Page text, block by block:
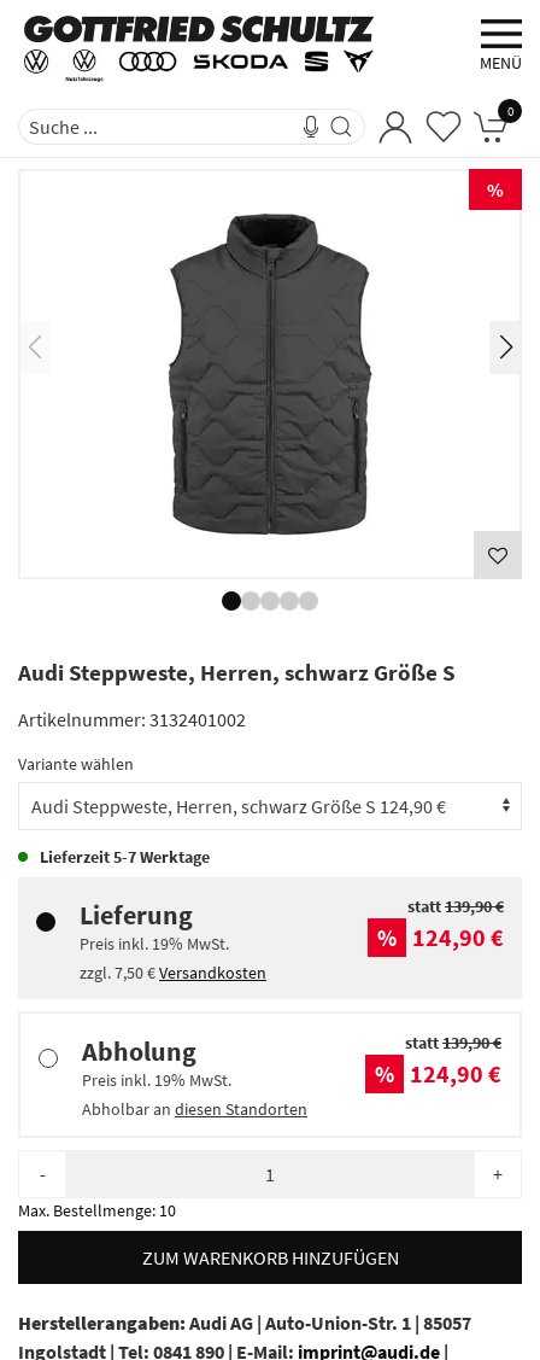
MENÜ
0
%
Audi Steppweste, Herren, schwarz Größe S
Artikelnummer: 3132401002
Variante wählen
Lieferzeit5-7 Werktage
Lieferung
Preis inkl. 19% MwSt.
zzgl.7,50 €Versandkosten
statt139,90 €
% 124,90 €
Abholung
Preis inkl. 19% MwSt.
Abholbar an diesen Standorten
statt139,90 €
% 124,90 €
- +
Max. Bestellmenge: 10
ZUM WARENKORB HINZUFÜGEN
Herstellerangaben: Audi AG | Auto-Union-Str. 1 | 85057
Ingolstadt | Tel: 0841 890 | E-Mail: imprint@audi.de |